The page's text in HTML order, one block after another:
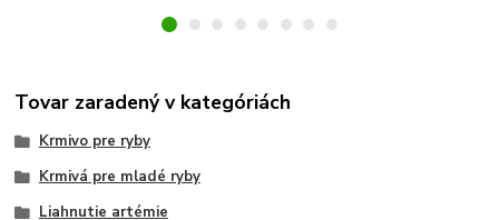
Tovar zaradený v kategóriách
Krmivo pre ryby
Krmivá pre mladé ryby
Liahnutie artémie